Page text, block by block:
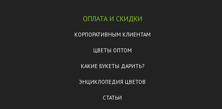
ОПЛАТА И СКИДКИ
КОРПОРАТИВНЫМ КЛИЕНТАМ
ЦВЕТЫ ОПТОМ
КАКИЕ БУКЕТЫ ДАРИТЬ?
ЭНЦИКЛОПЕДИЯ ЦВЕТОВ
СТАТЬИ